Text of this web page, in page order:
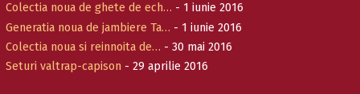
Colectia noua de ghete de ech… - 1 iunie 2016
Generatia noua de jambiere Ta… - 1 iunie 2016
Colectia noua si reinnoita de… - 30 mai 2016
Seturi valtrap-capison - 29 aprilie 2016